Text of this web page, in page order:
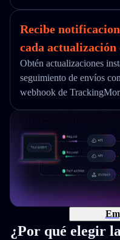
Recibe
cada actualización
Obtén actualizaciones
seguimiento de envíos
webhook de
¿Por qué elegir